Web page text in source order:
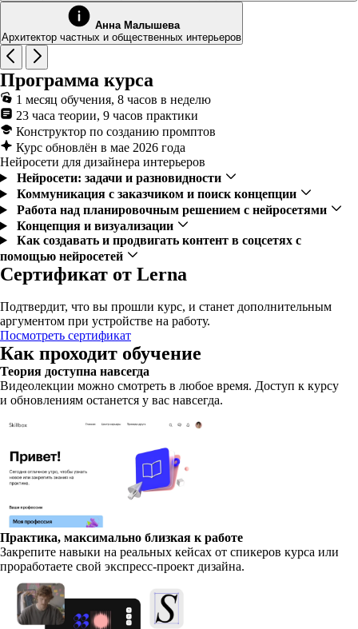
Анна Малышева
Архитектор частных и общественных интерьеров
Программа курса
1 месяц обучения, 8 часов в неделю
23 часа теории, 9 часов практики
Конструктор по созданию промптов
Курс обновлён в мае 2026 года
Нейросети для дизайнера интерьеров
Нейросети: задачи и разновидности
Коммуникация с заказчиком и поиск концепции
Работа над планировочным решением с нейросетями
Концепция и визуализации
Как создавать и продвигать контент в соцсетях с
помощью нейросетей
Сертификат от Lerna
Подтвердит, что вы прошли курс, и станет дополнительным
аргументом при устройстве на работу.
Посмотреть сертификат
Как проходит обучение
Теория доступна навсегда
Видеолекции можно смотреть в любое время. Доступ к курсу
и обновлениям останется у вас навсегда.
Практика, максимально близкая к работе
Закрепите навыки на реальных кейсах от спикеров курса или
проработаете свой экспресс-проект дизайна.